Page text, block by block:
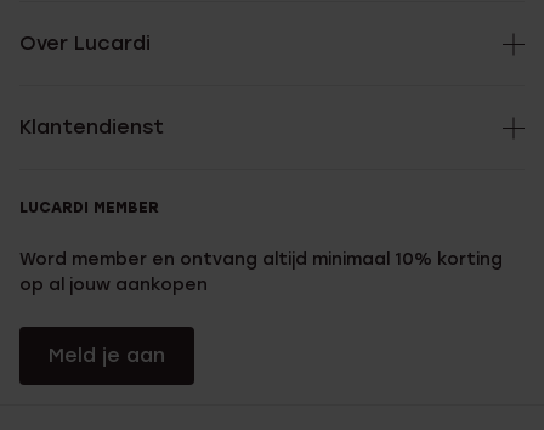
Over Lucardi
Klantendienst
LUCARDI MEMBER
Word member en ontvang altijd minimaal 10% korting
op al jouw aankopen
Meld je aan